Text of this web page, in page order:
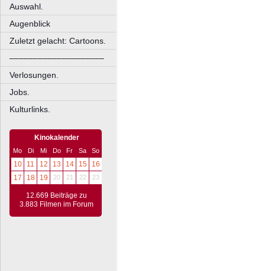
Auswahl.
Augenblick
Zuletzt gelacht: Cartoons.
––––––––––––––––––––
Verlosungen.
Jobs.
Kulturlinks.
Kinokalender
Mo Di Mi Do Fr Sa So
10 11 12 13 14 15
16
17
18 19 20 21 22 23
12.669 Beiträge zu
3.883 Filmen im Forum